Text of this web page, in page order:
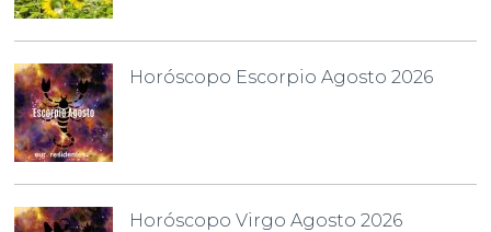
Horóscopo Escorpio Agosto 2026
Horóscopo Virgo Agosto 2026